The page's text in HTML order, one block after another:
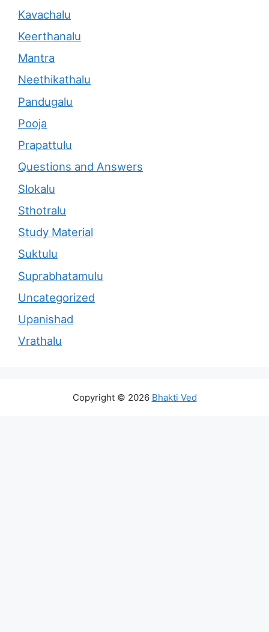
Kavachalu
Keerthanalu
Mantra
Neethikathalu
Pandugalu
Pooja
Prapattulu
Questions and Answers
Slokalu
Sthotralu
Study Material
Suktulu
Suprabhatamulu
Uncategorized
Upanishad
Vrathalu
Copyright © 2026 Bhakti Ved